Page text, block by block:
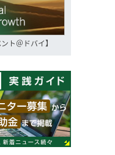
ト＠ドバイ】